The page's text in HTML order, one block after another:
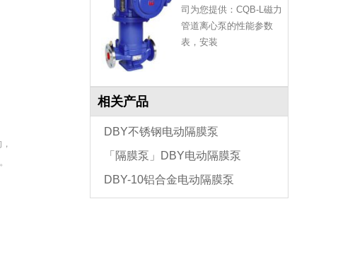
司为您提供：CQB-L磁力
管道离心泵的性能参数
表，安装
相关产品
DBY不锈钢电动隔膜泵
「隔膜泵」DBY电动隔膜泵
DBY-10铝合金电动隔膜泵